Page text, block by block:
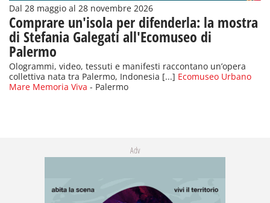
Dal 28 maggio al 28 novembre 2026
Comprare un'isola per difenderla: la mostra
di Stefania Galegati all'Ecomuseo di
Palermo
Ologrammi, video, tessuti e manifesti raccontano un’opera
collettiva nata tra Palermo, Indonesia [...] Ecomuseo Urbano
Mare Memoria Viva - Palermo
Adv